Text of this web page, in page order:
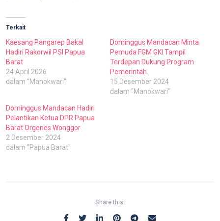
Terkait
Kaesang Pangarep Bakal
Hadiri Rakorwil PSI Papua
Barat
24 April 2026
dalam "Manokwari"
Dominggus Mandacan Minta
Pemuda FGM GKI Tampil
Terdepan Dukung Program
Pemerintah
15 Desember 2024
dalam "Manokwari"
Dominggus Mandacan Hadiri
Pelantikan Ketua DPR Papua
Barat Orgenes Wonggor
2 Desember 2024
dalam "Papua Barat"
Share this: